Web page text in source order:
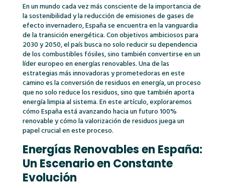
En un mundo cada vez más consciente de la importancia de
la sostenibilidad y la reducción de emisiones de gases de
efecto invernadero, España se encuentra en la vanguardia
de la transición energética. Con objetivos ambiciosos para
2030 y 2050, el país busca no solo reducir su dependencia
de los combustibles fósiles, sino también convertirse en un
líder europeo en energías renovables. Una de las
estrategias más innovadoras y prometedoras en este
camino es la conversión de residuos en energía, un proceso
que no solo reduce los residuos, sino que también aporta
energía limpia al sistema. En este artículo, exploraremos
cómo España está avanzando hacia un futuro 100%
renovable y cómo la valorización de residuos juega un
papel crucial en este proceso.
Energías Renovables en España:
Un Escenario en Constante
Evolución